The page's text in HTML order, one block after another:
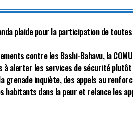
plaide pour la participation de
contre les Bashi-Bahavu, la
à alerter les services de sécurité
grenade inquiète, des appels au
habitants dans la peur et relance les